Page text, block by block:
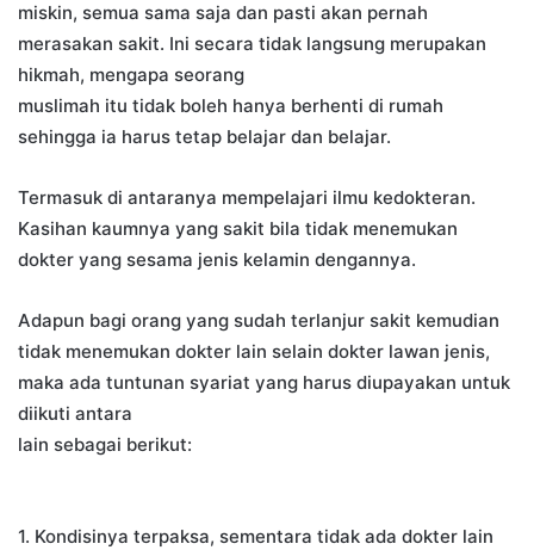
miskin, semua sama saja dan pasti akan pernah
merasakan sakit. Ini secara tidak langsung merupakan
hikmah, mengapa seorang
muslimah itu tidak boleh hanya berhenti di rumah
sehingga ia harus tetap belajar dan belajar.
Termasuk di antaranya mempelajari ilmu kedokteran.
Kasihan kaumnya yang sakit bila tidak menemukan
dokter yang sesama jenis kelamin dengannya.
Adapun bagi orang yang sudah terlanjur sakit kemudian
tidak menemukan dokter lain selain dokter lawan jenis,
maka ada tuntunan syariat yang harus diupayakan untuk
diikuti antara
lain sebagai berikut:
1. Kondisinya terpaksa, sementara tidak ada dokter lain